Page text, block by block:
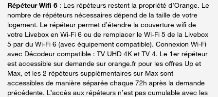
Répéteur Wifi 6 : Les répéteurs restent la propriété d’Orange. Le
nombre de répéteurs nécessaires dépend de la taille de votre
logement. Le répéteur permet d’étendre la couverture wifi de
votre Livebox en Wi-Fi 6 ou de remplacer le Wi-Fi 5 de la Livebox
5 par du Wi-Fi 6 (avec équipement compatible). Connexion Wi-Fi
avec Décodeur compatible : TV UHD 4K et TV 4. Le 1er répéteur
est accessible sur demande sur orange.fr pour les offres Up et
Max, et les 2 répéteurs supplémentaires sur Max sont
accessibles de manière séparée chaque 72h après la demande
précédente. L’accès aux répéteurs n’est pas cumulable avec les